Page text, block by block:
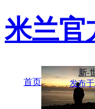
米兰官
首页
新-
发布于